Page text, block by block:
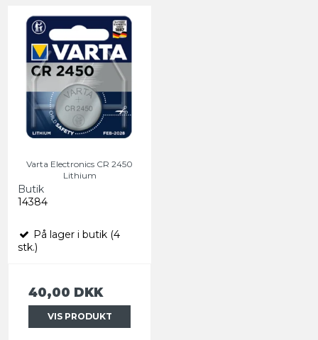
Varta Electronics CR 2450
Lithium
Butik
14384
På lager i butik (4
stk.)
40,00 DKK
VIS PRODUKT